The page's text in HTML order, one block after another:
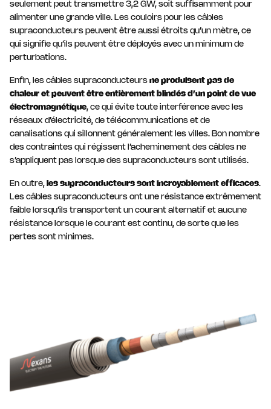
seulement peut transmettre 3,2 GW, soit suffisamment pour
alimenter une grande ville. Les couloirs pour les câbles
supraconducteurs peuvent être aussi étroits qu’un mètre, ce
qui signifie qu’ils peuvent être déployés avec un minimum de
perturbations.
Enfin, les câbles supraconducteurs ne produisent pas de
chaleur et peuvent être entièrement blindés d’un point de vue
électromagnétique, ce qui évite toute interférence avec les
réseaux d’électricité, de télécommunications et de
canalisations qui sillonnent généralement les villes. Bon nombre
des contraintes qui régissent l’acheminement des câbles ne
s’appliquent pas lorsque des supraconducteurs sont utilisés.
En outre, les supraconducteurs sont incroyablement efficaces.
Les câbles supraconducteurs ont une résistance extrêmement
faible lorsqu’ils transportent un courant alternatif et aucune
résistance lorsque le courant est continu, de sorte que les
pertes sont minimes.